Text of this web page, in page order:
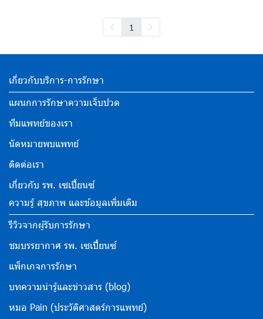
1
เกี่ยวกับบริการ-การรักษา
แผนกการรักษาความเจ็บปวด
ทีมแพทย์ของเรา
นัดหมายพบแพทย์
ติดต่อเรา
เกี่ยวกับ รพ. เซเปี้ยนซ์
ความรู้ สุขภาพ และข้อมูลเพิ่มเติม
รีวิวจากผู้รับการรักษา
ชมบรรยากาศ รพ. เซเปี้ยนซ์
แพ็กเกจการรักษา
บทความน่ารู้และข่าวสาร (blog)
หมอ Pain (ประวัติศาสตร์การแพทย์)